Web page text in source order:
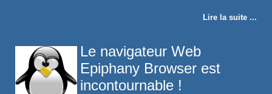
Lire la suite ...
Le navigateur Web
Epiphany Browser est
incontournable !